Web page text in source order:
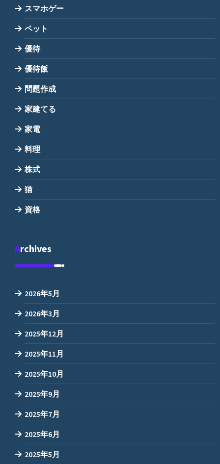
スマホゲー
ペット
優待
優待飯
問題作成
家建てる
家電
料理
株式
猫
資格
Archives
2026年5月
2026年3月
2025年12月
2025年11月
2025年10月
2025年9月
2025年7月
2025年6月
2025年5月